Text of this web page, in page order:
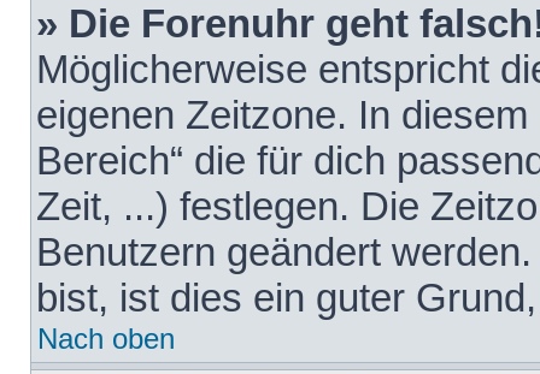
» Die Forenuhr geht
Möglicherweise entspricht
eigenen Zeitzone. In
Bereich“ die für dich
Zeit, ...) festlegen. Die
Benutzern geändert
bist, ist dies ein guter
Nach oben